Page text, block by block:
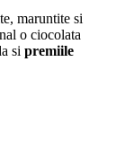
maruntite si
o ciocolata
si premiile